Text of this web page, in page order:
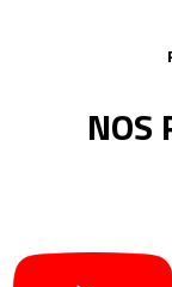
NOS